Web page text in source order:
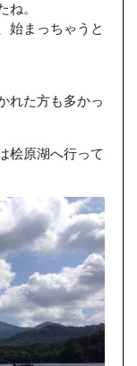
ね。
始まっちゃうと
れた方も多かっ
桧原湖へ行って